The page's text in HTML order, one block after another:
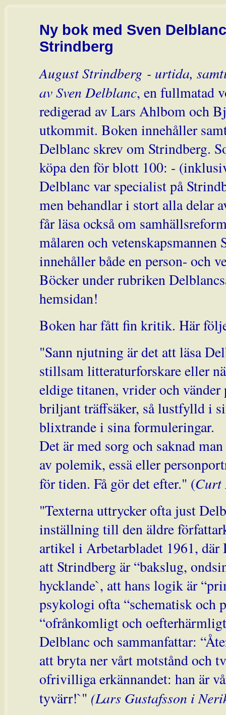
Ny bok med Sven
Strindberg
August Strindberg - urtida,
av Sven Delblanc, en fullmatad
redigerad av Lars Ahlbom och
utkommit. Boken innehåller
Delblanc skrev om Strindberg.
köpa den för blott 100: -
Delblanc var specialist på
men behandlar i stort alla delar
får läsa också om
målaren och vetenskapsmannen
innehåller både en person- och
Böcker under rubriken
hemsidan!
Boken har fått fin kritik. Här
"Sann njutning är det att läsa
stillsam litteraturforskare eller
eldige titanen, vrider och vänder
briljant träffsäker, så lustfylld i
blixtrande i sina formuleringar.
Det är med sorg och saknad
av polemik, essä eller
för tiden. Få gör det efter." (Curt
"Texterna uttrycker ofta just
inställning till den äldre
artikel i Arbetarbladet 1961, där
att Strindberg är “bakslug,
hycklande`, att hans logik är
psykologi ofta “schematisk och
“ofrånkomligt och
Delblanc och sammanfattar:
att bryta ner vårt motstånd och
ofrivilliga erkännandet: han är
tyvärr!`" (Lars Gustafsson i